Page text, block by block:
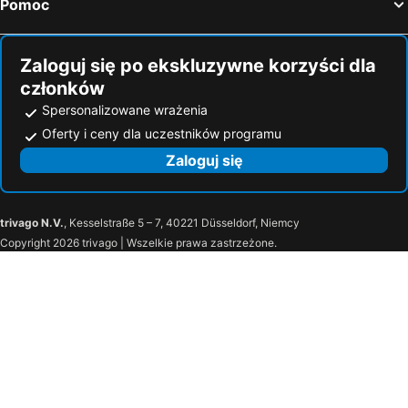
Pomoc
Zaloguj się po ekskluzywne korzyści dla
członków
Spersonalizowane wrażenia
Oferty i ceny dla uczestników programu
Zaloguj się
trivago N.V., Kesselstraße 5 – 7, 40221 Düsseldorf, Niemcy
Copyright 2026 trivago | Wszelkie prawa zastrzeżone.